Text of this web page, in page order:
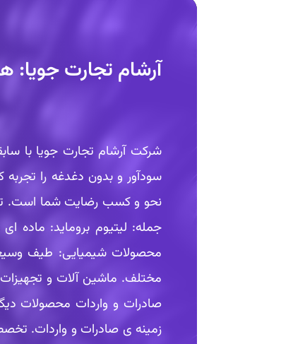
آرشام تجارت جویا:
شرکت آرشام تجارت جویا با
سودآور و بدون دغدغه را
نحو و کسب رضایت شما است.
جمله: لیتیوم بروماید: ماده
محصولات شیمیایی: طیف وسیعی
مختلف. ماشین آلات و تجهیزات:
صادرات و واردات محصولات
زمینه ی صادرات و واردات.